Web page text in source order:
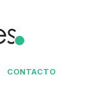
CONTACTO